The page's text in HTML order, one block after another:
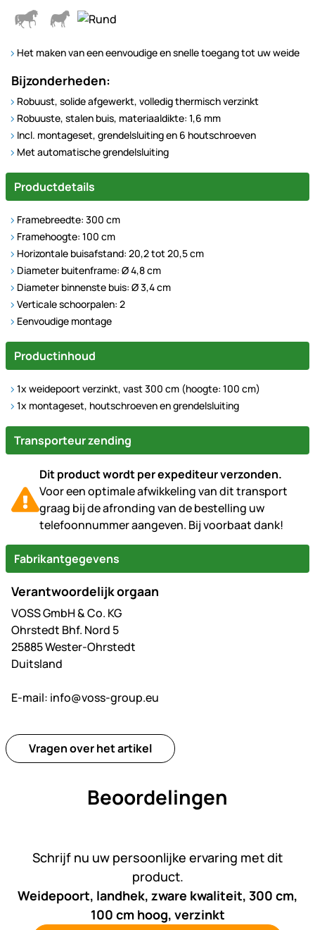
Het maken van een eenvoudige en snelle toegang tot uw weide
Bijzonderheden:
Robuust, solide afgewerkt, volledig thermisch verzinkt
Robuuste, stalen buis, materiaaldikte: 1,6 mm
Incl. montageset, grendelsluiting en 6 houtschroeven
Met automatische grendelsluiting
Productdetails
Framebreedte: 300 cm
Framehoogte: 100 cm
Horizontale buisafstand: 20,2 tot 20,5 cm
Diameter buitenframe: Ø 4,8 cm
Diameter binnenste buis: Ø 3,4 cm
Verticale schoorpalen: 2
Eenvoudige montage
Productinhoud
1x weidepoort verzinkt, vast 300 cm (hoogte: 100 cm)
1x montageset, houtschroeven en grendelsluiting
Transporteur zending
Dit product wordt per expediteur verzonden.
Voor een optimale afwikkeling van dit transport
graag bij de afronding van de bestelling uw
telefoonnummer aangeven. Bij voorbaat dank!
Fabrikantgegevens
Verantwoordelijk orgaan
VOSS GmbH & Co. KG
Ohrstedt Bhf. Nord 5
25885 Wester-Ohrstedt
Duitsland
E-mail: info@voss-group.eu
Vragen over het artikel
Beoordelingen
Schrijf nu uw persoonlijke ervaring met dit
product.
Weidepoort, landhek, zware kwaliteit, 300 cm,
100 cm hoog, verzinkt